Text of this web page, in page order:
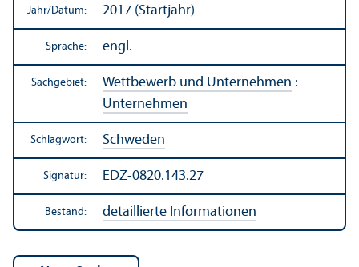
Jahr/Datum: 2017 (Startjahr)
Sprache: engl.
Sachgebiet: Wettbewerb und Unter­nehmen :
Unter­nehmen
Schlagwort: Schweden
Signatur: EDZ-0820.143.27
Bestand: detaillierte Informationen